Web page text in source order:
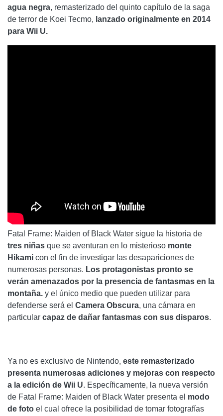
agua negra, remasterizado del quinto capítulo de la saga
de terror de Koei Tecmo, lanzado originalmente en 2014
para Wii U.
Fatal Frame: Maiden of Black Water sigue la historia de
tres niñas que se aventuran en lo misterioso monte
Hikami con el fin de investigar las desapariciones de
numerosas personas. Los protagonistas pronto se
verán amenazados por la presencia de fantasmas en la
montaña. y el único medio que pueden utilizar para
defenderse será el Camera Obscura, una cámara en
particular capaz de dañar fantasmas con sus disparos.
Ya no es exclusivo de Nintendo, este remasterizado
presenta numerosas adiciones y mejoras con respecto
a la edición de Wii U. Específicamente, la nueva versión
de Fatal Frame: Maiden of Black Water presenta el modo
de foto el cual ofrece la posibilidad de tomar fotografías